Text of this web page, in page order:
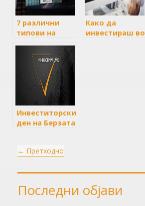
7 различни
типови на
во акции
Како да
инвестираш во
Инвеститорски
ден на Берзата
← Претходно
Последни објави